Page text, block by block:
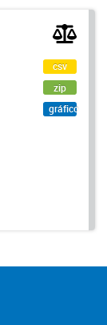
csv
zip
gráfico